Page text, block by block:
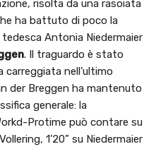
risolta da una rasoiata
ha battuto di poco la
Antonia Niedermaier
. Il traguardo è stato
nell’ultimo
der Breggen ha mantenuto
generale: la
Protime può contare su
1’20” su Niedermaier